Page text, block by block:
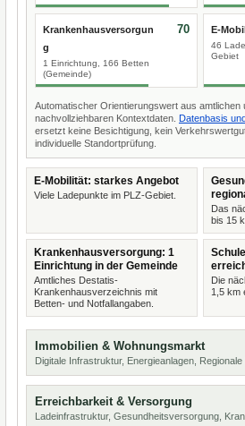
Krankenhausversorgun
g
1 Einrichtung, 166 Betten
(Gemeinde)
70 E-
46
Gebiet
Automatischer Orientierungswert aus amtlichen
nachvollziehbaren Kontextdaten. Datenbasis
ersetzt keine Besichtigung, kein
individuelle Standortprüfung.
E-Mobilität: starkes Angebot
Viele Ladepunkte im PLZ-Gebiet.
Das
bis 15
Krankenhausversorgung: 1
Einrichtung in der Gemeinde
Amtliches Destatis-
Krankenhausverzeichnis mit
Betten- und Notfallangaben.
Die
1,5 km
Immobilien & Wohnungsmarkt
Digitale Infrastruktur, Energieanlagen,
Erreichbarkeit & Versorgung
Ladeinfrastruktur, Gesundheitsversorgung,